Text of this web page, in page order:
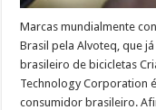
Marcas mundialmente
Brasil pela Alvoteq, que
brasileiro de bicicletas
Technology Corporation
consumidor brasileiro.